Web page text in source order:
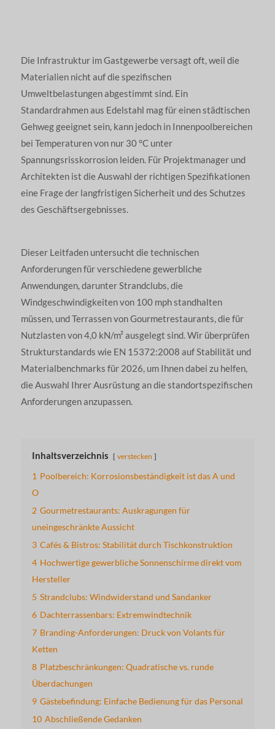
Die Infrastruktur im Gastgewerbe versagt oft, weil die
Materialien nicht auf die spezifischen
Umweltbelastungen abgestimmt sind. Ein
Standardrahmen aus Edelstahl mag für einen städtischen
Gehweg geeignet sein, kann jedoch in Innenpoolbereichen
bei Temperaturen von nur 30 °C unter
Spannungsrisskorrosion leiden. Für Projektmanager und
Architekten ist die Auswahl der richtigen Spezifikationen
eine Frage der langfristigen Sicherheit und des Schutzes
des Geschäftsergebnisses.
Dieser Leitfaden untersucht die technischen
Anforderungen für verschiedene gewerbliche
Anwendungen, darunter Strandclubs, die
Windgeschwindigkeiten von 100 mph standhalten
müssen, und Terrassen von Gourmetrestaurants, die für
Nutzlasten von 4,0 kN/m² ausgelegt sind. Wir überprüfen
Strukturstandards wie EN 15372:2008 auf Stabilität und
Materialbenchmarks für 2026, um Ihnen dabei zu helfen,
die Auswahl Ihrer Ausrüstung an die standortspezifischen
Anforderungen anzupassen.
Inhaltsverzeichnis verstecken
1 Poolbereich: Korrosionsbeständigkeit ist das A und
O
2 Gourmetrestaurants: Auskragungen für
uneingeschränkte Aussicht
3 Cafés & Bistros: Stabilität durch Tischkonstruktion
4 Hochwertige gewerbliche Sonnenschirme direkt vom
Hersteller
5 Strandclubs: Windwiderstand und Sandanker
6 Dachterrassenbars: Extremwindtechnik
7 Branding-Anforderungen: Druck von Volants für
Ketten
8 Platzbeschränkungen: Quadratische vs. runde
Überdachungen
9 Gästebefindung: Einfache Bedienung für das Personal
10 Abschließende Gedanken